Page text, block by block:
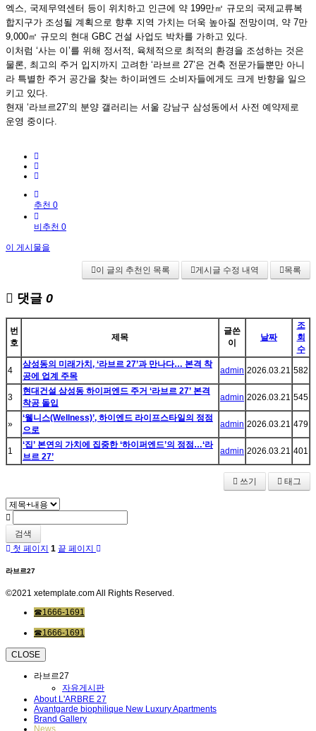
엑스, 국제무역센터 등이 위치하고 인근에 약 199만㎡ 규모의 국제교류복
합지구가 조성될 계획으로 향후 지역 가치는 더욱 높아질 전망이며, 약 7만
9,000㎡ 규모의 현대 GBC 건설 사업도 박차를 가하고 있다.
이처럼 ‘사는 이’를 위해 정서적, 육체적으로 최적의 환경을 조성하는 것은
물론, 최고의 주거 입지까지 고려한 ‘라브르 27’은 건축 전문가들뿐만 아니
라 특별한 주거 공간을 찾는 하이퍼엔드 소비자들에게도 크게 반향을 일으
키고 있다.
현재 ‘라브르27’의 분양 갤러리는 서울 강남구 삼성동에서 사전 예약제로
운영 중이다.
추천 0
비추천 0
이 게시물을
이 글의 추천인 목록 게시글 수정 내역 목록
댓글 0
번
호
제목
글쓴
이
날짜
조
회
수
4
삼성동의 미래가치, ‘라브르 27’과 만나다… 본격 착
공에 업계 주목
admin 2026.03.21 582
3
현대건설 삼성동 하이퍼엔드 주거 ‘라브르 27’ 본격
착공 돌입
admin 2026.03.21 545
»
‘웰니스(Wellness)’, 하이엔드 라이프스타일의 정점
으로
admin 2026.03.21 479
1
‘집’ 본연의 가치에 집중한 ‘하이퍼엔드’의 정점…‘라
브르 27’
admin 2026.03.21 401
쓰기 태그
검색
첫 페이지 1 끝 페이지
라브르27
©2021 xetemplate.com All Rights Reserved.
☎1666-1691
☎1666-1691
CLOSE
라브르27
자유게시판
About L'ARBRE 27
Avantgarde biophilique New Luxury Apartments
Brand Gallery
News